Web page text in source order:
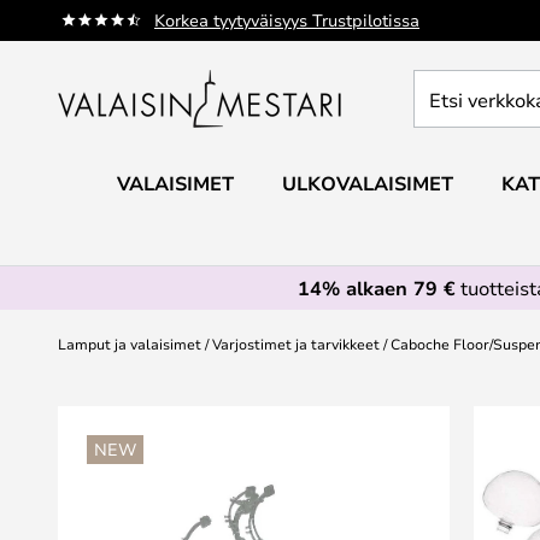
Korkea tyytyväisyys Trustpilotissa
Skip
to
verkkokaupan
VALAISIMET ULKOVALAISIMET
14% alkaen 79 €
Lamput ja valaisimet Varjostimet ja tarvikkeet Caboche Floor/
NEW